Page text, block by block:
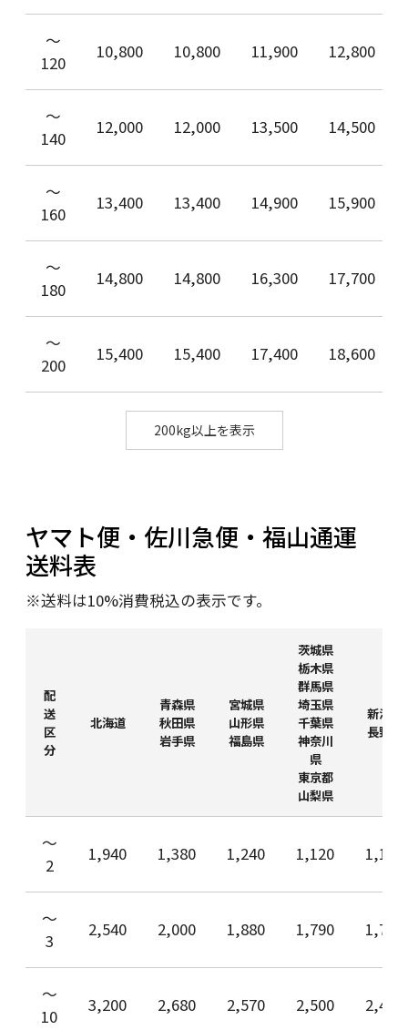
〜
120
10,800 10,800 11,900 12,800
〜
140
12,000 12,000 13,500 14,500
〜
160
13,400 13,400 14,900 15,900
〜
180
14,800 14,800 16,300 17,700
〜
200
15,400 15,400 17,400 18,600
200kg以上を表示
ヤマト便・佐川急便・福山通運
送料表
※送料は10%消費税込の表示です。
配
送
区
分
北海道
青森県
秋田県
岩手県
宮城県
山形県
福島県
茨城県
栃木県
群馬県
埼玉県
千葉県
神奈川
県
東京都
山梨県
新潟県
長野県
〜
2
1,940 1,380 1,240 1,120 1,100
〜
3
2,540 2,000 1,880 1,790 1,750
〜
10
3,200 2,680 2,570 2,500 2,450